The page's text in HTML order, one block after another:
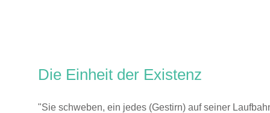
Die Einheit der Existenz
"Sie schweben, ein jedes (Gestirn) auf seiner